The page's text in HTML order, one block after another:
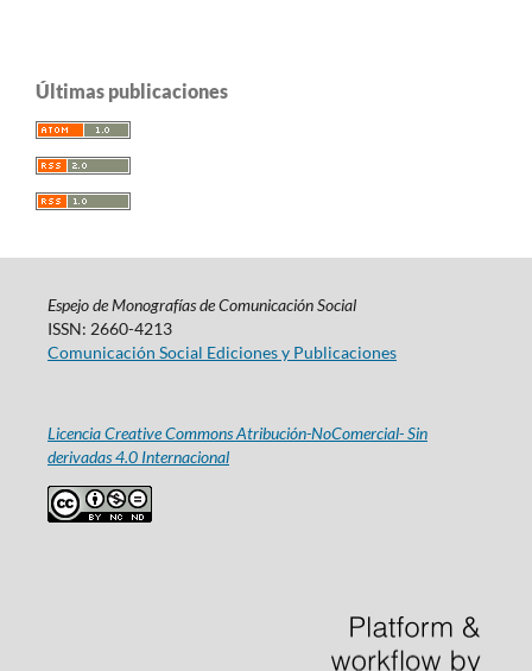
Últimas publicaciones
Espejo de Monografías de Comunicación Social
ISSN: 2660-4213
Comunicación Social Ediciones y Publicaciones
Licencia Creative Commons Atribución-NoComercial- Sin
derivadas 4.0 Internacional